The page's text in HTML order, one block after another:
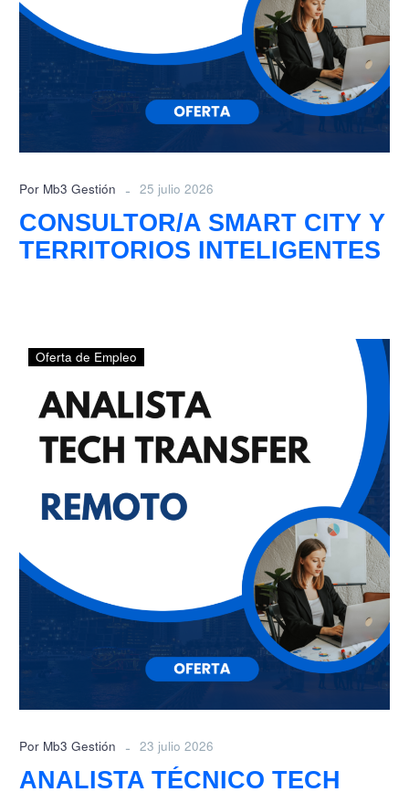
Por Mb3 Gestión - 25 julio 2026
CONSULTOR/A SMART CITY Y
TERRITORIOS INTELIGENTES
TECH
TRANSFER
Oferta de Empleo
Por Mb3 Gestión - 23 julio 2026
ANALISTA TÉCNICO TECH